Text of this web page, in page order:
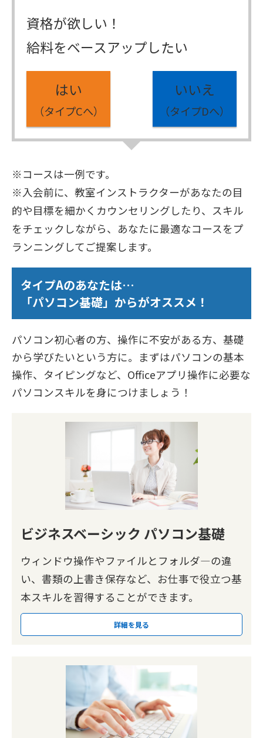
資格が欲しい！
給料をベースアップしたい
はい
（タイプCへ）
いいえ
（タイプDへ）
※コースは一例です。
※入会前に、教室インストラクターがあなたの目
的や目標を細かくカウンセリングしたり、スキル
をチェックしながら、あなたに最適なコースをプ
ランニングしてご提案します。
タイプAのあなたは…
「パソコン基礎」からがオススメ！
パソコン初心者の方、操作に不安がある方、基礎
から学びたいという方に。まずはパソコンの基本
操作、タイピングなど、Officeアプリ操作に必要な
パソコンスキルを身につけましょう！
ビジネスベーシック パソコン基礎
ウィンドウ操作やファイルとフォルダ―の違
い、書類の上書き保存など、お仕事で役立つ基
本スキルを習得することができます。
詳細を見る